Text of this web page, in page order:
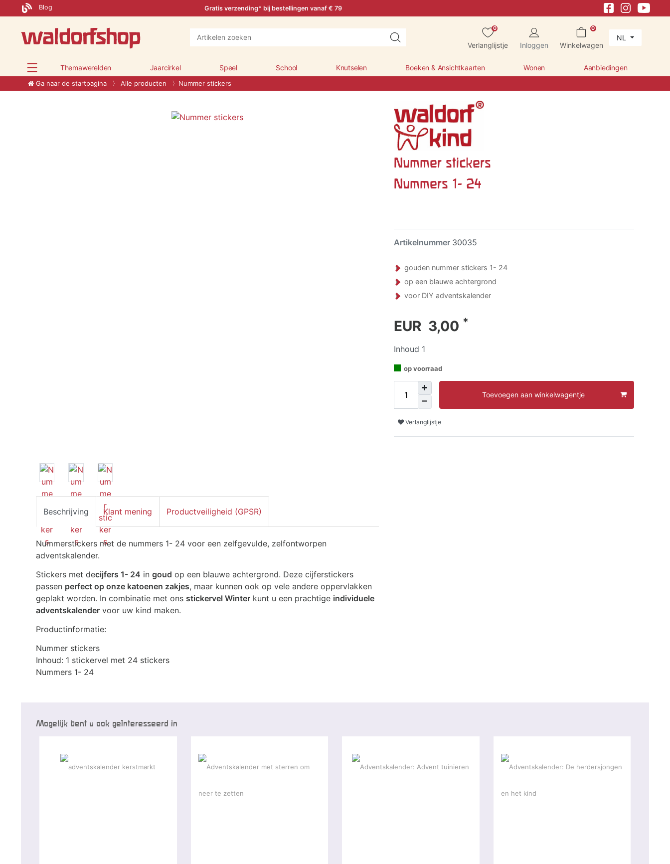
Blog Gratis verzending* bij bestellingen vanaf € 79
0
Verlanglijstje Inloggen
0
Winkelwagen
NL
Themawerelden Jaarcirkel Speel School Knutselen Boeken & Ansichtkaarten Wonen Aanbiedingen
Ga naar de startpagina Alle producten Nummer stickers
Nummer stickers
Nummers 1- 24
Artikelnummer 30035
gouden nummer stickers 1- 24
op een blauwe achtergrond
voor DIY adventskalender
EUR 3,00 *
Inhoud 1
op voorraad
Toevoegen aan winkelwagentje
Verlanglijstje
Beschrijving Klant mening Productveiligheid (GPSR)
Nummerstickers met de nummers 1- 24 voor een zelfgevulde, zelfontworpen
adventskalender.
Stickers met decijfers 1- 24 in goud op een blauwe achtergrond. Deze cijferstickers
passen perfect op onze katoenen zakjes, maar kunnen ook op vele andere oppervlakken
geplakt worden. In combinatie met ons stickervel Winter kunt u een prachtige individuele
adventskalender voor uw kind maken.
Productinformatie:
Nummer stickers
Inhoud: 1 stickervel met 24 stickers
Nummers 1- 24
Mogelijk bent u ook geïnteresseerd in
-25 %